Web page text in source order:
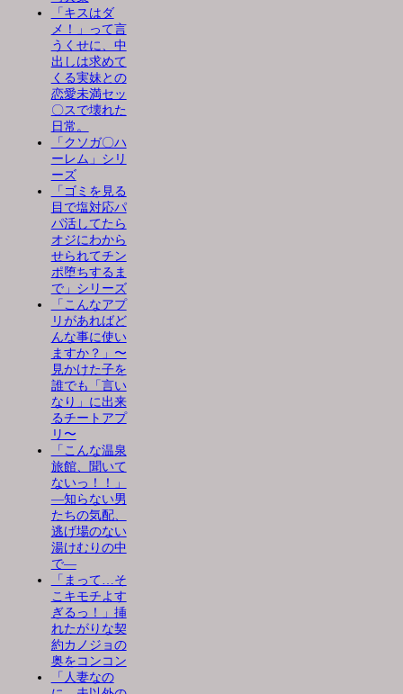
「キスはダ
メ！」って言
うくせに、中
出しは求めて
くる実妹との
恋愛未満セッ
〇スで壊れた
日常。
「クソガ〇ハ
ーレム」シリ
ーズ
「ゴミを見る
目で塩対応パ
パ活してたら
オジにわから
せられてチン
ポ堕ちするま
で」シリーズ
「こんなアプ
リがあればど
んな事に使い
ますか？」〜
見かけた子を
誰でも「言い
なり」に出来
るチートアプ
リ〜
「こんな温泉
旅館、聞いて
ないっ！！」
―知らない男
たちの気配、
逃げ場のない
湯けむりの中
で―
「まって…そ
こキモチよす
ぎるっ！」挿
れたがりな契
約カノジョの
奥をコンコン
「人妻なの